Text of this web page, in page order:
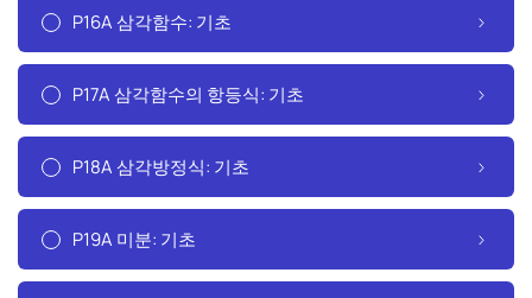
P16A 삼각함수: 기초
P17A 삼각함수의 항등식: 기초
P18A 삼각방정식: 기초
P19A 미분: 기초